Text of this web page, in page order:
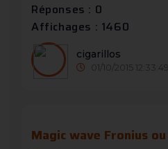
Réponses : 0
Affichages : 1460
cigarillos
01/10/2015 12:33:49
Magic wave Fronius